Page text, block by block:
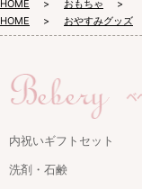
HOME おもちゃ
HOME
おやすみグッズ
内祝いギフトセット
洗剤・石鹸